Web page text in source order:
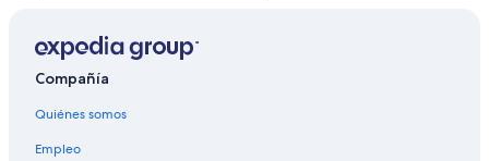
Hoteles cerca de Iglesia de Nuestra Señora de los Remedios
Hoteles 2 estrellas en Jobompiche
Hoteles en Jobompiche
Hoteles 1 estrella en Flores
Compañía
Quiénes somos
Empleo